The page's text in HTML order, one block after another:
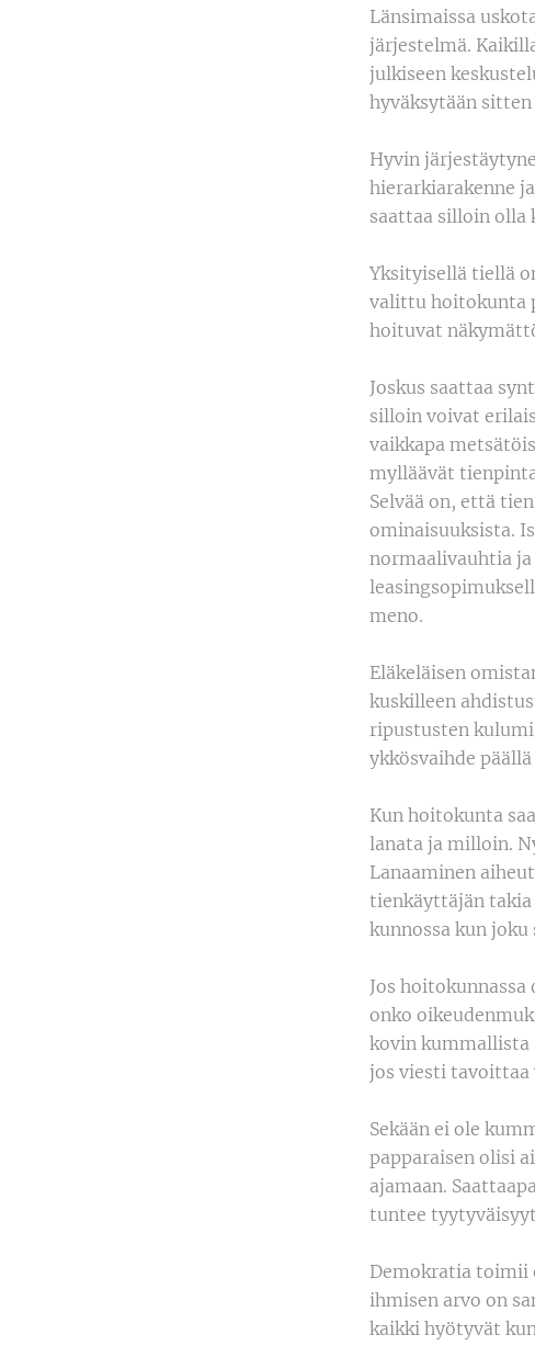
Länsimaissa
järjestelmä.
julkiseen
hyväksytään
Hyvin
hierarkiarakenne
saattaa silloin olla
Yksityisellä tiellä
valittu hoitokunta
hoituvat
Joskus saattaa
silloin voivat
vaikkapa
mylläävät
Selvää on, että
ominaisuuksista.
normaalivauhtia
meno.
Eläkeläisen
kuskilleen
ripustusten
ykkösvaihde
Kun hoitokunta
lanata ja milloin.
Lanaaminen
tienkäyttäjän
kunnossa kun
Jos
onko
kovin kummallista
jos viesti tavoittaa
Sekään ei ole
papparaisen olisi
ajamaan.
tuntee
Demokratia toimii
ihmisen arvo on
kaikki hyötyvät